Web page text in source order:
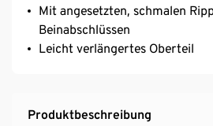
Mit angesetzten, schmalen
Beinabschlüssen
Leicht verlängertes Oberteil
Produktbeschreibung